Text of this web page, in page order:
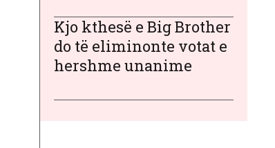
Kjo kthesë e Big Brother
do të eliminonte votat e
hershme unanime